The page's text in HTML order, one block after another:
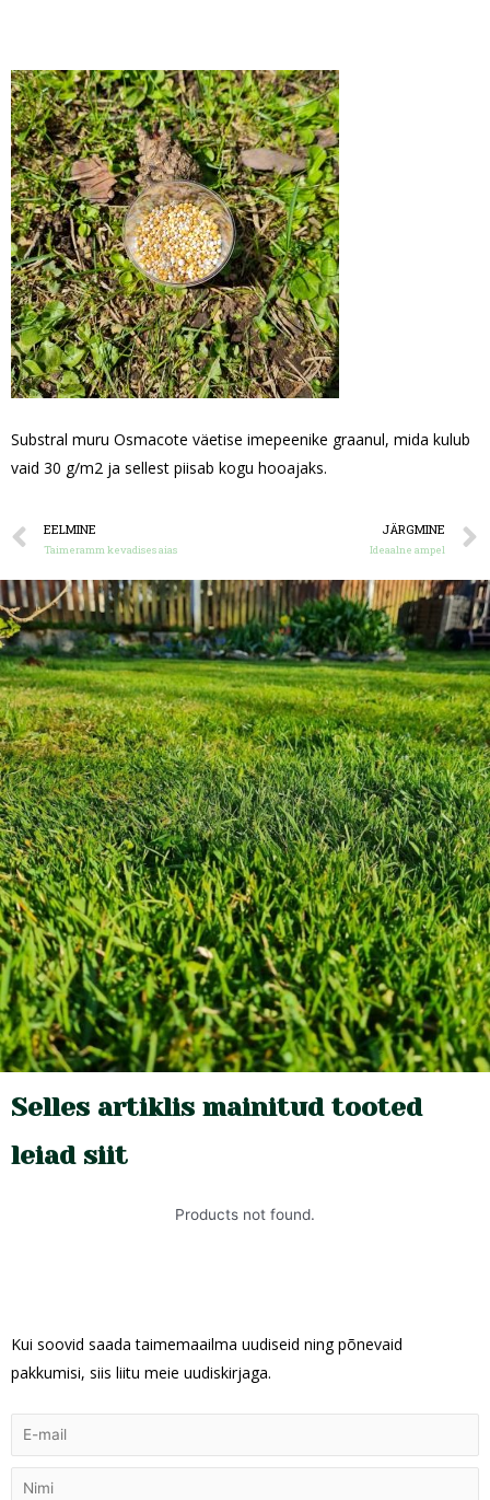
Substral muru Osmacote väetise imepeenike graanul, mida kulub
vaid 30 g/m2 ja sellest piisab kogu hooajaks.
EELMINE
Taimeramm kevadises aias
JÄRGMINE
Ideaalne ampel
Selles artiklis mainitud tooted
leiad siit
Products not found.
Kui soovid saada taimemaailma uudiseid ning põnevaid
pakkumisi, siis liitu meie uudiskirjaga.